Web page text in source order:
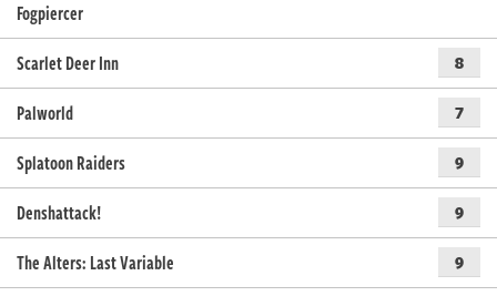
Fogpiercer
Scarlet Deer Inn
8
Palworld 7
Splatoon Raiders 9
Denshattack! 9
The Alters: Last Variable 9